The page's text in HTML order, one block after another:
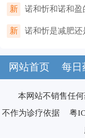
新 诺和忻和诺和盈
新 诺和忻是减肥还
网站首页 每日
本网站不销售任
不作为诊疗依据 粤